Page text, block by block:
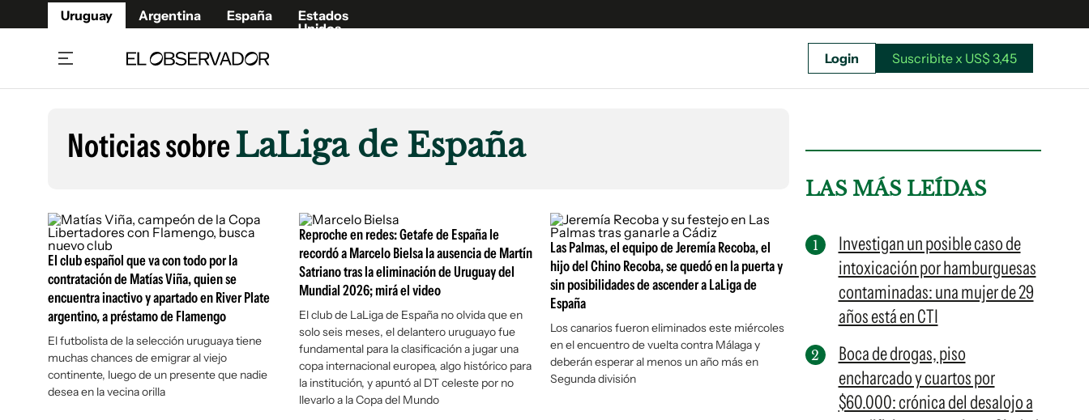
Uruguay Argentina España
Estados
Unidos
Beneficios Member
Café y Negocios
Economía y Empresas
Agro
Brand Studio
Mundo
Cultura y Espectáculos
Fúnebres
Publicaciones
Newsletters
Argentina
España
Estados Unidos
Suscribite x US$ 3,45
Login Suscribite x US$ 3,45
Noticias sobreLaLiga de España
El club español que va con todo por la
contratación de Matías Viña, quien se
encuentra inactivo y apartado en River Plate
argentino, a préstamo de Flamengo
El futbolista de la selección uruguaya tiene
muchas chances de emigrar al viejo
continente, luego de un presente que nadie
desea en la vecina orilla
Reproche en redes: Getafe de España le
recordó a Marcelo Bielsa la ausencia de Martín
Satriano tras la eliminación de Uruguay del
Mundial 2026; mirá el video
El club de LaLiga de España no olvida que en
solo seis meses, el delantero uruguayo fue
fundamental para la clasificación a jugar una
copa internacional europea, algo histórico para
la institución, y apuntó al DT celeste por no
llevarlo a la Copa del Mundo
Las Palmas, el equipo de Jeremía Recoba, el
hijo del Chino Recoba, se quedó en la puerta y
sin posibilidades de ascender a LaLiga de
España
Los canarios fueron eliminados este miércoles
en el encuentro de vuelta contra Málaga y
deberán esperar al menos un año más en
Segunda división
LAS MÁS LEÍDAS
Investigan un posible caso de
intoxicación por hamburguesas
contaminadas: una mujer de 29
años está en CTI
Boca de drogas, piso
encharcado y cuartos por
$60.000: crónica del desalojo a